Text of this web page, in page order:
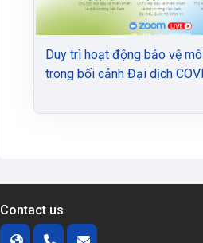
Duy trì hoạt động bảo vệ
trong bối cảnh Đại dịch
Contact us